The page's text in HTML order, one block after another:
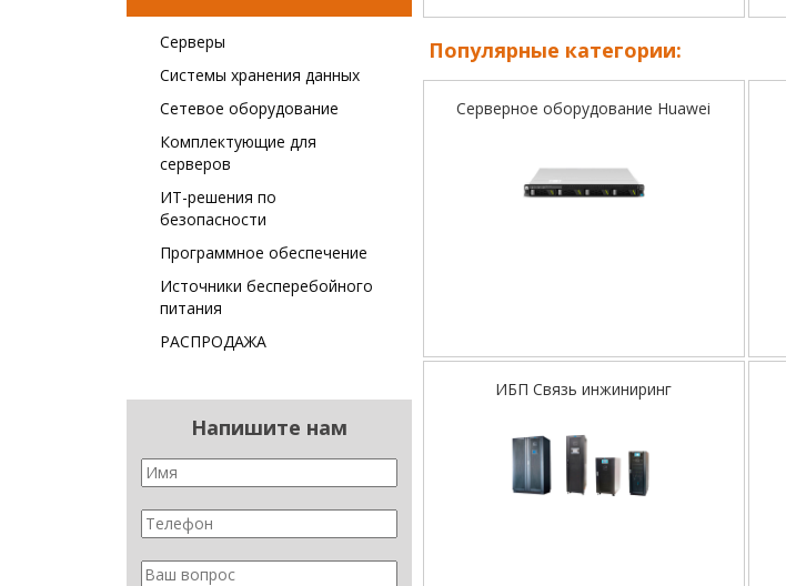
Серверы
Системы хранения данных
Сетевое оборудование
Комплектующие для
серверов
ИТ-решения по
безопасности
Программное обеспечение
Источники бесперебойного
питания
РАСПРОДАЖА
Напишите нам
Популярные категории:
Серверное оборудование Huawei
ИБП Связь инжиниринг